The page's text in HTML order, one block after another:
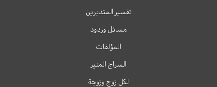
تفسير المتدبرين
مسائل وردود
المؤلفات
السراج المنير
لكل زوج وزوجة